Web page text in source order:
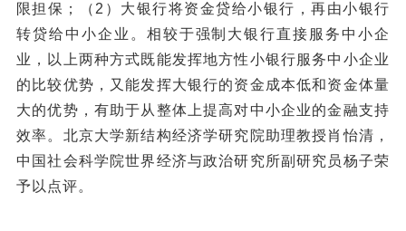
限担保；（2）大银行将资金贷给小银行，再由小银行
转贷给中小企业。相较于强制大银行直接服务中小企
业，以上两种方式既能发挥地方性小银行服务中小企业
的比较优势，又能发挥大银行的资金成本低和资金体量
大的优势，有助于从整体上提高对中小企业的金融支持
效率。北京大学新结构经济学研究院助理教授肖怡清，
中国社会科学院世界经济与政治研究所副研究员杨子荣
予以点评。